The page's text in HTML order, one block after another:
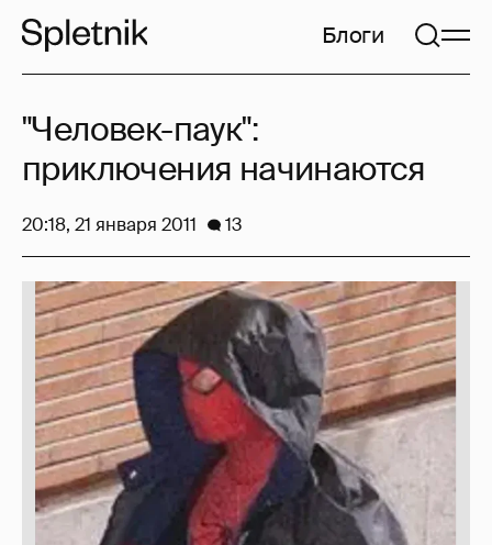
Блоги
"Человек-паук":
приключения начинаются
20:18, 21 января 2011 13